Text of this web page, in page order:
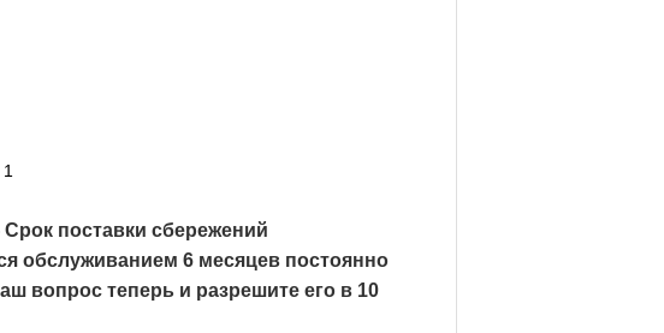
поставки сбережений
обслуживанием 6 месяцев постоянно
вопрос теперь и разрешите его в 10